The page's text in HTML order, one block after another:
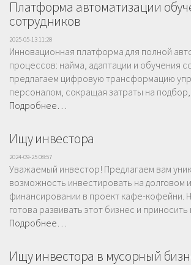
Платформа автоматизации
сотрудников
2025-05-13 11:28
Инновационная платформа для полной
процессов: найма, адаптации и обучения
предлагаем цифровую трансформацию
персоналом, сокращая затраты на подбор,
Подробнее…
Ищу инвестора
2024-09-25 08:57
Уважаемый инвестор! Предлагаем вам
возможность инвестировать на долговом
финансировании в проект кафе-кофейни.
готова развивать этот бизнес и приносить
Подробнее…
Ищу инвестора в мусорный